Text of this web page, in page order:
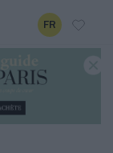
FR